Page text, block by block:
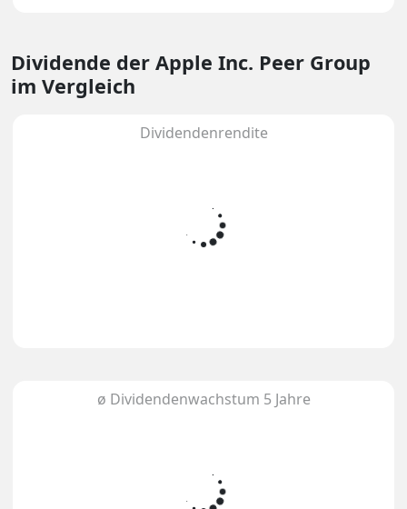
Dividende der Apple Inc. Peer Group
im Vergleich
Dividendenrendite
ø Dividendenwachstum 5 Jahre